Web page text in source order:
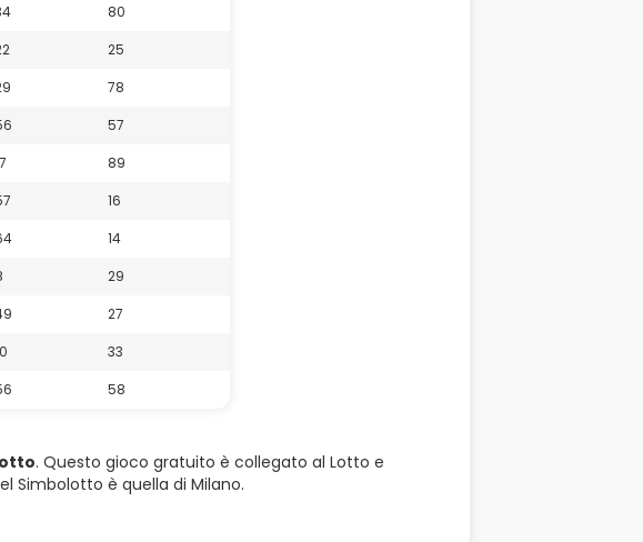
80
25
78
57
89
16
14
29
27
33
58
. Questo gioco gratuito è collegato al Lotto e
Simbolotto è quella di Milano.